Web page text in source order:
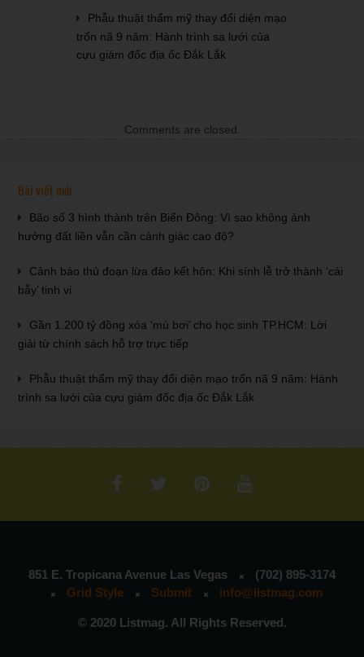
Phẫu thuật thẩm mỹ thay đổi diện mạo
trốn nã 9 năm: Hành trình sa lưới của
cựu giám đốc địa ốc Đắk Lắk
Comments are closed.
Bài viết mới
Bão số 3 hình thành trên Biển Đông: Vì sao không ảnh
hưởng đất liền vẫn cần cảnh giác cao độ?
Cảnh báo thủ đoạn lừa đảo kết hôn: Khi sính lễ trở thành ‘cái
bẫy’ tinh vi
Gần 1.200 tỷ đồng xóa ‘mù bơi’ cho học sinh TP.HCM: Lời
giải từ chính sách hỗ trợ trực tiếp
Phẫu thuật thẩm mỹ thay đổi diện mạo trốn nã 9 năm: Hành
trình sa lưới của cựu giám đốc địa ốc Đắk Lắk
851 E. Tropicana Avenue Las Vegas
(702) 895-3174
Grid Style
Submit info@listmag.com
© 2020 Listmag. All Rights Reserved.